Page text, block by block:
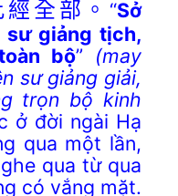
全部。 “Sở
sư giảng tịch,
bộ” (may
sư giảng giải,
trọn bộ kinh
ở đời ngài Hạ
qua một lần,
qua từ qua
có vắng mặt.